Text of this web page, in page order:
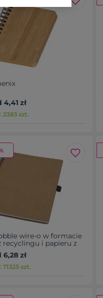
4,41 zł
2383 szt.
wire-o w formacie
recyclingu i papieru z
6,28 zł
szt.